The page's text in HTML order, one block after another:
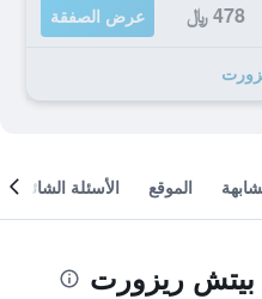
478 ﷼ عرض الصفقة
الموقع الأسئلة الشائعة
ريزورت